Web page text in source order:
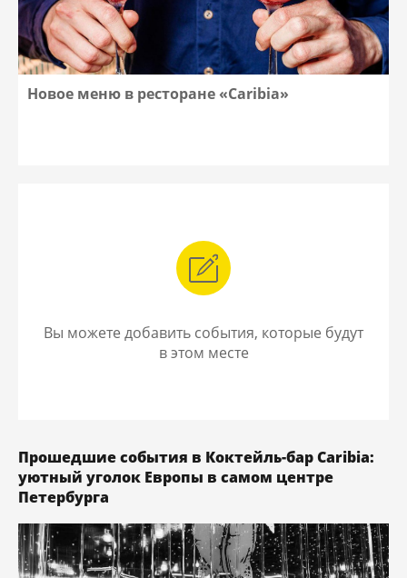
Новое меню в ресторане «Caribia»
Вы можете добавить события, которые будут
в этом месте
Прошедшие события в Коктейль-бар Caribia:
уютный уголок Европы в самом центре
Петербурга